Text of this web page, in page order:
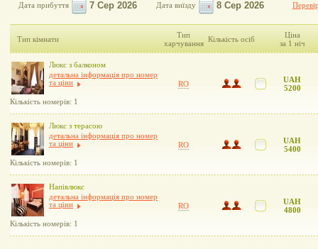
Дата прибуття Дата виїзду
Тип кімнати
Тип
харчування Кількість осіб
Ціна
за 1 ніч
Люкс з балконом
детальна інформація про номер
та ціни
Кількість номерів: 1
RO
UAH
5200
Люкс з терасою
детальна інформація про номер
та ціни
Кількість номерів: 1
RO
UAH
5400
Напівлюкс
детальна інформація про номер
та ціни
Кількість номерів: 1
RO
UAH
4800